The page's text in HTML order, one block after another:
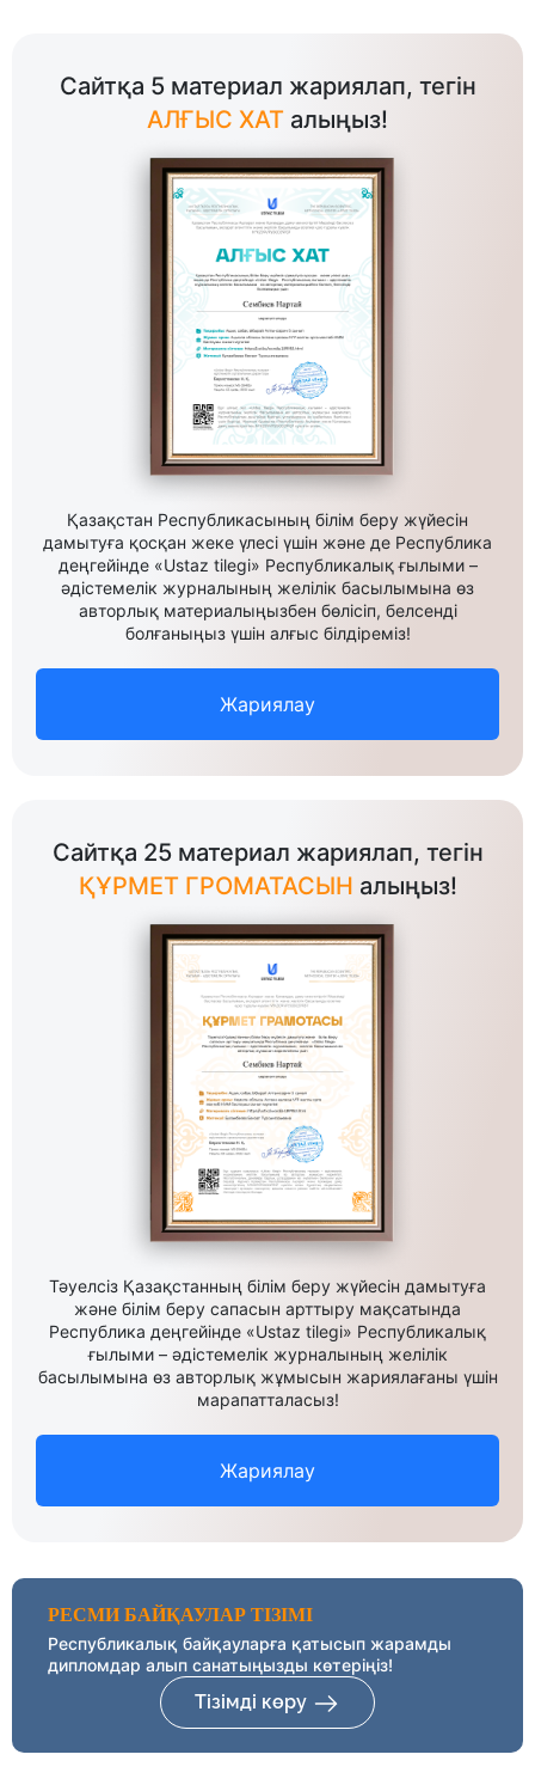
Сайтқа 5 материал жариялап, тегін
АЛҒЫС ХАТ алыңыз!
Қазақстан Республикасының білім беру жүйесін
дамытуға қосқан жеке үлесі үшін және де Республика
деңгейінде «Ustaz tilegi» Республикалық ғылыми –
әдістемелік журналының желілік басылымына өз
авторлық материалыңызбен бөлісіп, белсенді
болғаныңыз үшін алғыс білдіреміз!
Жариялау
Сайтқа 25 материал жариялап, тегін
ҚҰРМЕТ ГРОМАТАСЫН алыңыз!
Тәуелсіз Қазақстанның білім беру жүйесін дамытуға
және білім беру сапасын арттыру мақсатында
Республика деңгейінде «Ustaz tilegi» Республикалық
ғылыми – әдістемелік журналының желілік
басылымына өз авторлық жұмысын жариялағаны үшін
марапатталасыз!
Жариялау
РЕСМИ БАЙҚАУЛАР ТІЗІМІ
Республикалық байқауларға қатысып жарамды
дипломдар алып санатыңызды көтеріңіз!
Тізімді көру